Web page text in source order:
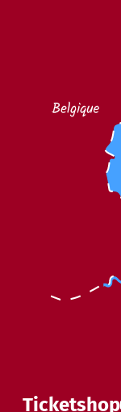
Ticketshop